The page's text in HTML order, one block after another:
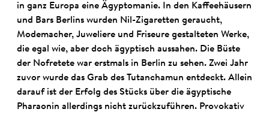
in ganz Europa eine Ägyptomanie. In den Kaffeehäusern
und Bars Berlins wurden Nil-Zigaretten geraucht,
Modemacher, Juweliere und Friseure gestalteten Werke,
die egal wie, aber doch ägyptisch aussahen. Die Büste
der Nofretete war erstmals in Berlin zu sehen. Zwei Jahr
zuvor wurde das Grab des Tutanchamun entdeckt. Allein
darauf ist der Erfolg des Stücks über die ägyptische
Pharaonin allerdings nicht zurückzuführen. Provokativ